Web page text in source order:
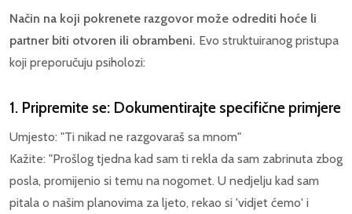
Način na koji pokrenete razgovor može odrediti hoće li
partner biti otvoren ili obrambeni. Evo struktuiranog pristupa
koji preporučuju psiholozi:
1. Pripremite se: Dokumentirajte specifične primjere
Umjesto: "Ti nikad ne razgovaraš sa mnom"
Kažite: "Prošlog tjedna kad sam ti rekla da sam zabrinuta zbog
posla, promijenio si temu na nogomet. U nedjelju kad sam
pitala o našim planovima za ljeto, rekao si 'vidjet ćemo' i